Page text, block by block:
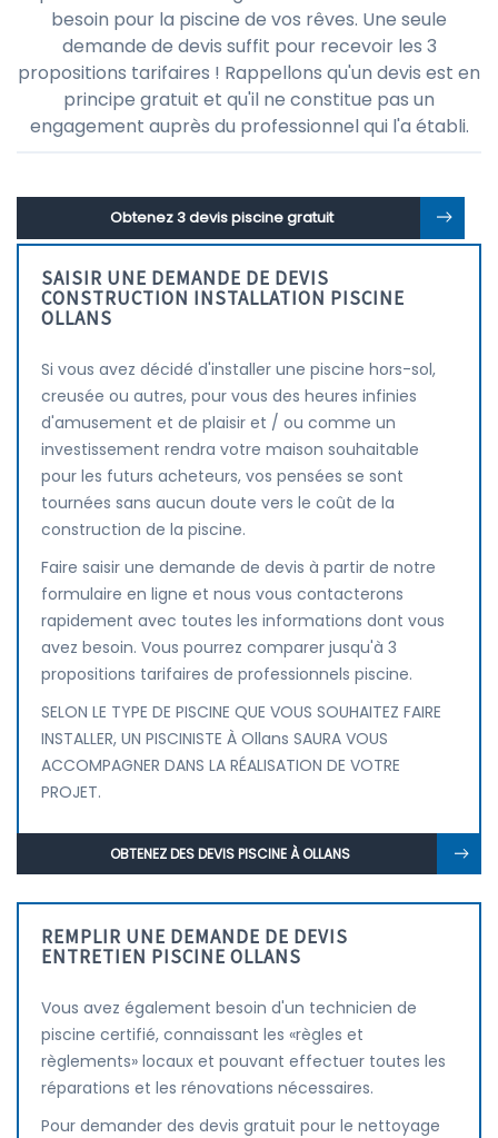
besoin pour la piscine de vos rêves. Une seule
demande de devis suffit pour recevoir les 3
propositions tarifaires ! Rappellons qu'un devis est en
principe gratuit et qu'il ne constitue pas un
engagement auprès du professionnel qui l'a établi.
Obtenez 3 devis piscine gratuit
SAISIR UNE DEMANDE DE DEVIS
CONSTRUCTION INSTALLATION PISCINE
OLLANS
Si vous avez décidé d'installer une piscine hors-sol,
creusée ou autres, pour vous des heures infinies
d'amusement et de plaisir et / ou comme un
investissement rendra votre maison souhaitable
pour les futurs acheteurs, vos pensées se sont
tournées sans aucun doute vers le coût de la
construction de la piscine.
Faire saisir une demande de devis à partir de notre
formulaire en ligne et nous vous contacterons
rapidement avec toutes les informations dont vous
avez besoin. Vous pourrez comparer jusqu'à 3
propositions tarifaires de professionnels piscine.
SELON LE TYPE DE PISCINE QUE VOUS SOUHAITEZ FAIRE
INSTALLER, UN PISCINISTE À Ollans SAURA VOUS
ACCOMPAGNER DANS LA RÉALISATION DE VOTRE
PROJET.
OBTENEZ DES DEVIS PISCINE À OLLANS
REMPLIR UNE DEMANDE DE DEVIS
ENTRETIEN PISCINE OLLANS
Vous avez également besoin d'un technicien de
piscine certifié, connaissant les «règles et
règlements» locaux et pouvant effectuer toutes les
réparations et les rénovations nécessaires.
Pour demander des devis gratuit pour le nettoyage